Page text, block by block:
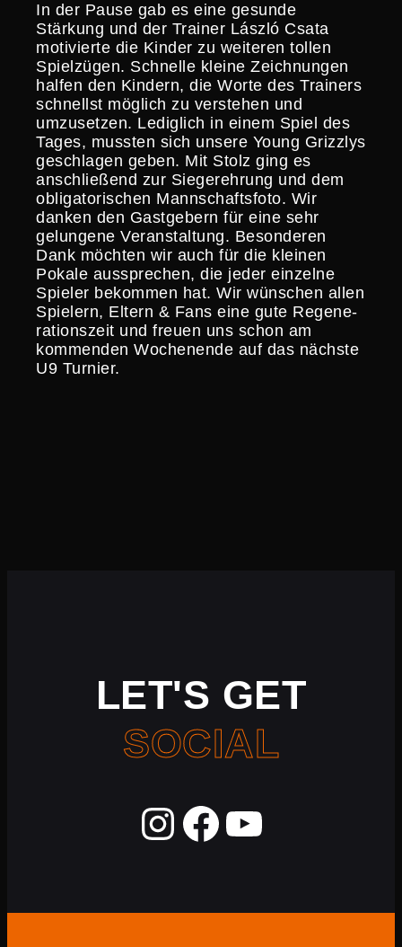
In der Pause gab es eine gesunde
Stärkung und der Trainer László Csata
motivierte die Kinder zu weiteren tollen
Spiel­zügen. Schnelle kleine Zeich­nungen
halfen den Kindern, die Worte des Trainers
schnellst möglich zu verstehen und
umzusetzen. Lediglich in einem Spiel des
Tages, mussten sich unsere Young Grizzlys
geschlagen geben. Mit Stolz ging es
anschlie­ßend zur Sieger­eh­rung und dem
obliga­to­ri­schen Mannschafts­foto. Wir
danken den Gastge­bern für eine sehr
gelungene Veran­stal­tung. Beson­deren
Dank möchten wir auch für die kleinen
Pokale ausspre­chen, die jeder einzelne
Spieler bekommen hat. Wir wünschen allen
Spielern, Eltern & Fans eine gute Regene­
ra­ti­ons­zeit und freuen uns schon am
kommenden Wochen­ende auf das nächste
U9 Turnier.
LET'S GET
SOCIAL